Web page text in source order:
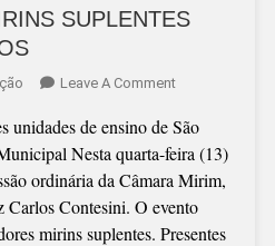
SUPLENTES
Leave A CommentOn
MIRINS
SUPLENTES
SÃO
EMPOSSADOS
unidades de ensino de São
Nesta quarta-feira (13)
ordinária da Câmara Mirim,
Contesini. O evento
mirins suplentes. Presentes